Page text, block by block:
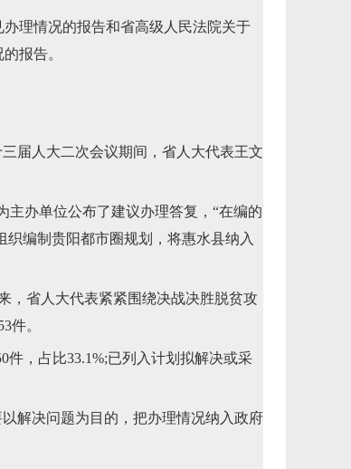
理情况的报告和省高级人民法院关于
报告。
届人大二次会议期间，省人大代表王文
办单位公布了建议办理答复，“在编的
编制贵阳都市圈规划，将惠水县纳入
省人大代表紧紧围绕决战决胜脱贫攻
件。
，占比33.1%;已列入计划拟解决或采
解决问题为目的，把办理情况纳入政府